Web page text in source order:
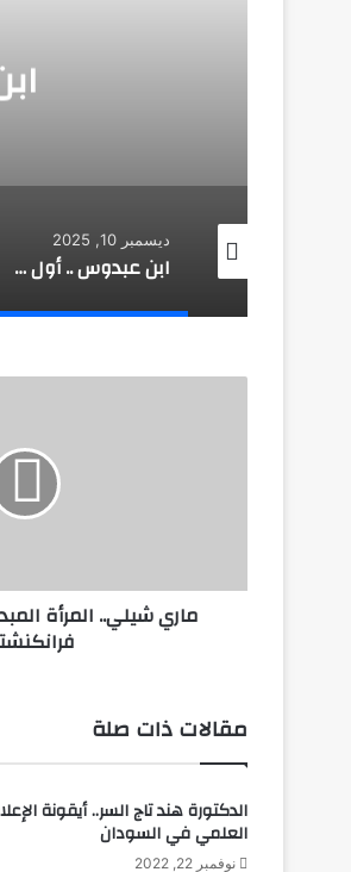
ابن عبدوس ..
ديسمبر 10, 2025
ابن عبدوس .. أول معالج للسكري
.
أ
ة
ل
م
ب
ماري شيلي.. المرأة
مقالات ذات صلة
الدكتورة هند تاج السر.. أيقونة
العلمي في السودان
نوفمبر 22, 2022